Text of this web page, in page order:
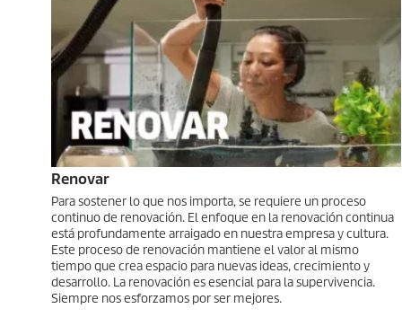
Renovar
Para sostener lo que nos importa, se requiere un proceso
continuo de renovación. El enfoque en la renovación continua
está profundamente arraigado en nuestra empresa y cultura.
Este proceso de renovación mantiene el valor al mismo
tiempo que crea espacio para nuevas ideas, crecimiento y
desarrollo. La renovación es esencial para la supervivencia.
Siempre nos esforzamos por ser mejores.